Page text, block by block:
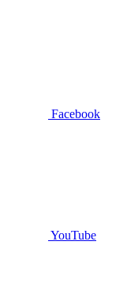
Facebook
YouTube